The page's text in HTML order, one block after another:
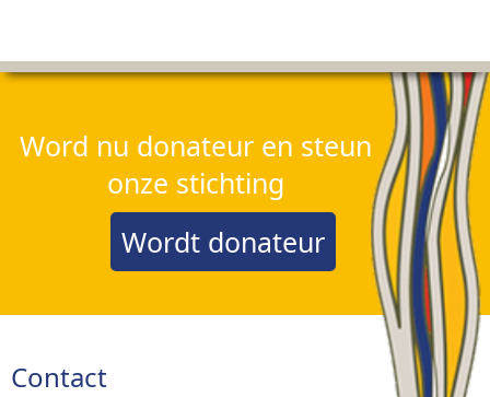
Word nu donateur en steun
onze stichting
Wordt donateur
Contact